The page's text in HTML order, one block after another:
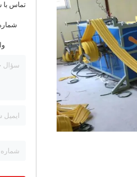
تماس